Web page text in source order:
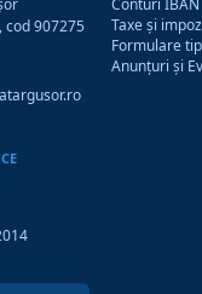
cod 907275
Conturi
Taxe și
Formulare
Anunțuri și